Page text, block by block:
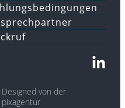
Designed von der
pixagentur